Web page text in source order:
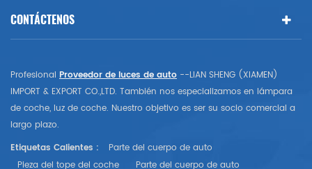
CONTÁCTENOS
Profesional Proveedor de luces de auto --LIAN SHENG (XIAMEN)
IMPORT & EXPORT CO.,LTD. También nos especializamos en lámpara
de coche, luz de coche. Nuestro objetivo es ser su socio comercial a
largo plazo.
Etiquetas Calientes :
Parte del cuerpo de auto
Pieza del tope del coche
Parte del cuerpo de auto